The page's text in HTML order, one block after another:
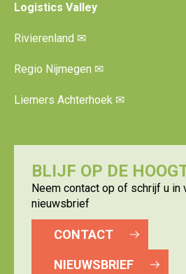
Logistics Valley
Rivierenland ✉
Regio Nijmegen ✉
Liemers Achterhoek ✉
BLIJF OP DE
Neem contact op of schrijf u in
nieuwsbrief
CONTACT
NIEUWSBRIEF